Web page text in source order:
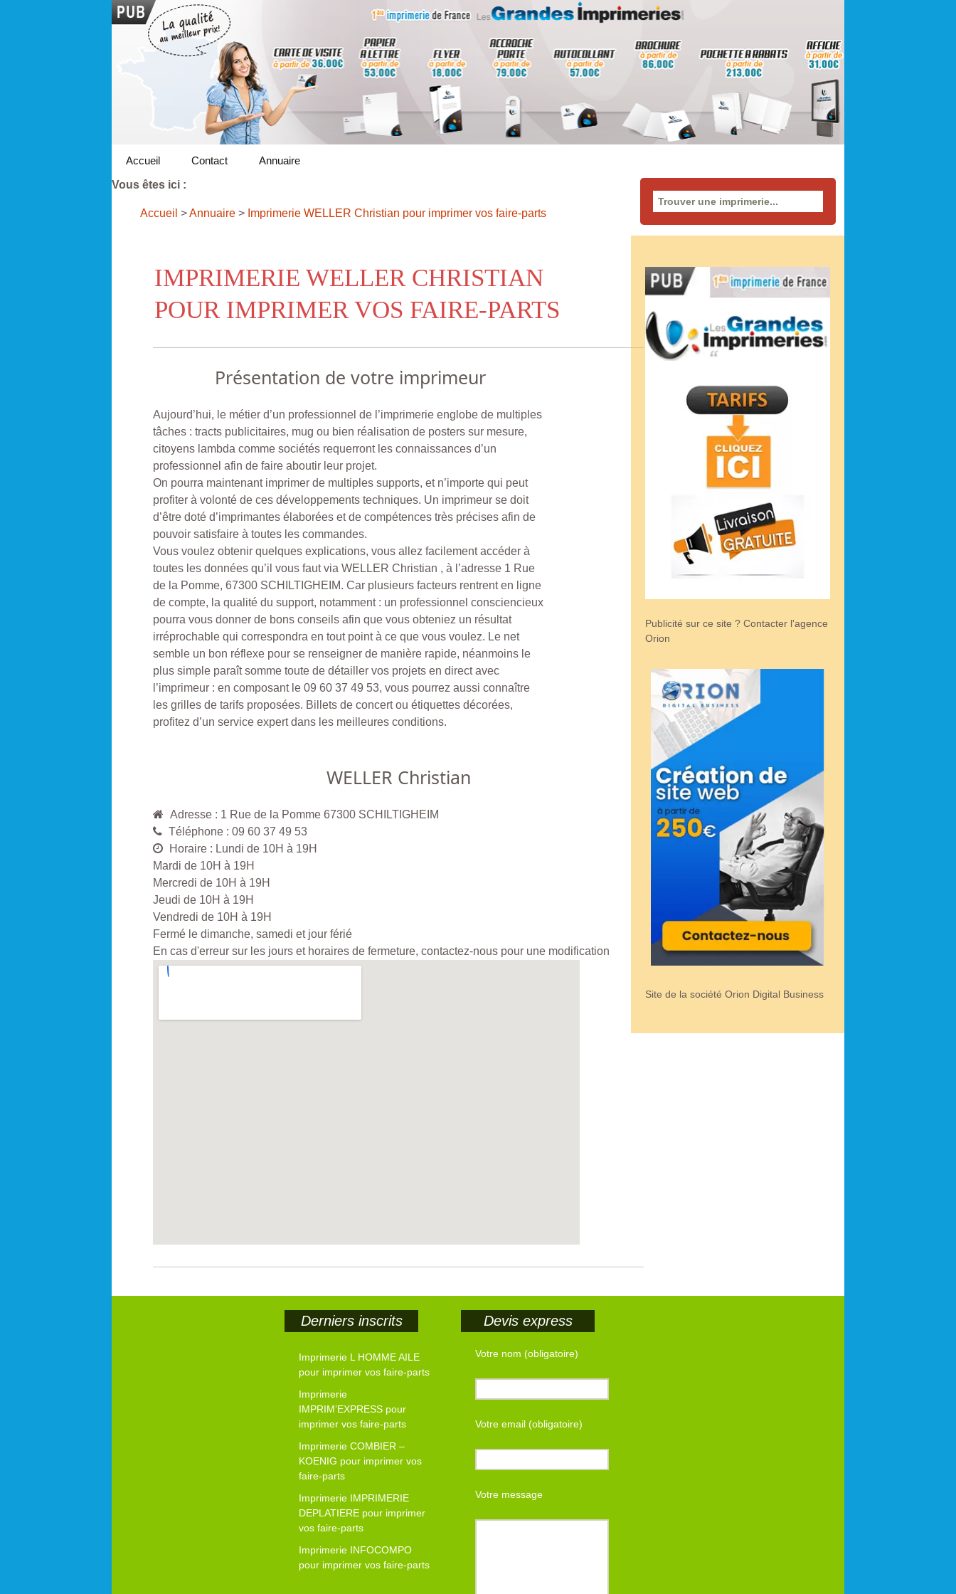
Accueil Contact
Annuaire
Vous êtes ici :
Accueil >Annuaire > Imprimerie WELLER Christian pour imprimer vos faire-parts
IMPRIMERIE WELLER CHRISTIAN
POUR IMPRIMER VOS FAIRE-PARTS
Présentation de votre imprimeur
Aujourd’hui, le métier d’un professionnel de l’imprimerie englobe de multiples
tâches : tracts publicitaires, mug ou bien réalisation de posters sur mesure,
citoyens lambda comme sociétés requerront les connaissances d’un
professionnel afin de faire aboutir leur projet.
On pourra maintenant imprimer de multiples supports, et n’importe qui peut
profiter à volonté de ces développements techniques. Un imprimeur se doit
d’être doté d’imprimantes élaborées et de compétences très précises afin de
pouvoir satisfaire à toutes les commandes.
Vous voulez obtenir quelques explications, vous allez facilement accéder à
toutes les données qu’il vous faut via WELLER Christian , à l’adresse 1 Rue
de la Pomme, 67300 SCHILTIGHEIM. Car plusieurs facteurs rentrent en ligne
de compte, la qualité du support, notamment : un professionnel consciencieux
pourra vous donner de bons conseils afin que vous obteniez un résultat
irréprochable qui correspondra en tout point à ce que vous voulez. Le net
semble un bon réflexe pour se renseigner de manière rapide, néanmoins le
plus simple paraît somme toute de détailler vos projets en direct avec
l’imprimeur : en composant le 09 60 37 49 53, vous pourrez aussi connaître
les grilles de tarifs proposées. Billets de concert ou étiquettes décorées,
profitez d’un service expert dans les meilleures conditions.
WELLER Christian
Adresse : 1 Rue de la Pomme 67300 SCHILTIGHEIM
Téléphone : 09 60 37 49 53
Horaire : Lundi de 10H à 19H
Mardi de 10H à 19H
Mercredi de 10H à 19H
Jeudi de 10H à 19H
Vendredi de 10H à 19H
Fermé le dimanche, samedi et jour férié
En cas d'erreur sur les jours et horaires de fermeture, contactez-nous pour une modification
Rechercher
Publicité sur ce site ? Contacter l'agence
Orion
Site de la société Orion Digital Business
Derniers inscrits
Imprimerie L HOMME AILE
pour imprimer vos faire-parts
Imprimerie
IMPRIM’EXPRESS pour
imprimer vos faire-parts
Imprimerie COMBIER –
KOENIG pour imprimer vos
faire-parts
Imprimerie IMPRIMERIE
DEPLATIERE pour imprimer
vos faire-parts
Imprimerie INFOCOMPO
pour imprimer vos faire-parts
Devis express
Votre nom (obligatoire)
Votre email (obligatoire)
Votre message